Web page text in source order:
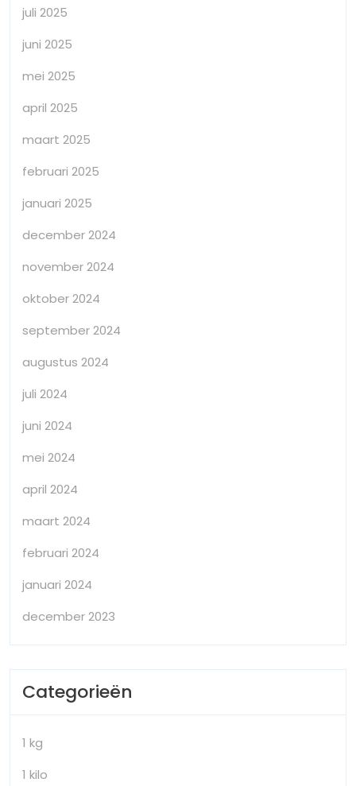
juli 2025
juni 2025
mei 2025
april 2025
maart 2025
februari 2025
januari 2025
december 2024
november 2024
oktober 2024
september 2024
augustus 2024
juli 2024
juni 2024
mei 2024
april 2024
maart 2024
februari 2024
januari 2024
december 2023
Categorieën
1 kg
1 kilo